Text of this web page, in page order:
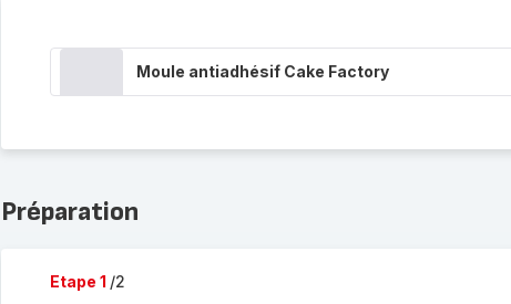
Moule antiadhésif Cake Factory
Préparation
Etape 1 /2